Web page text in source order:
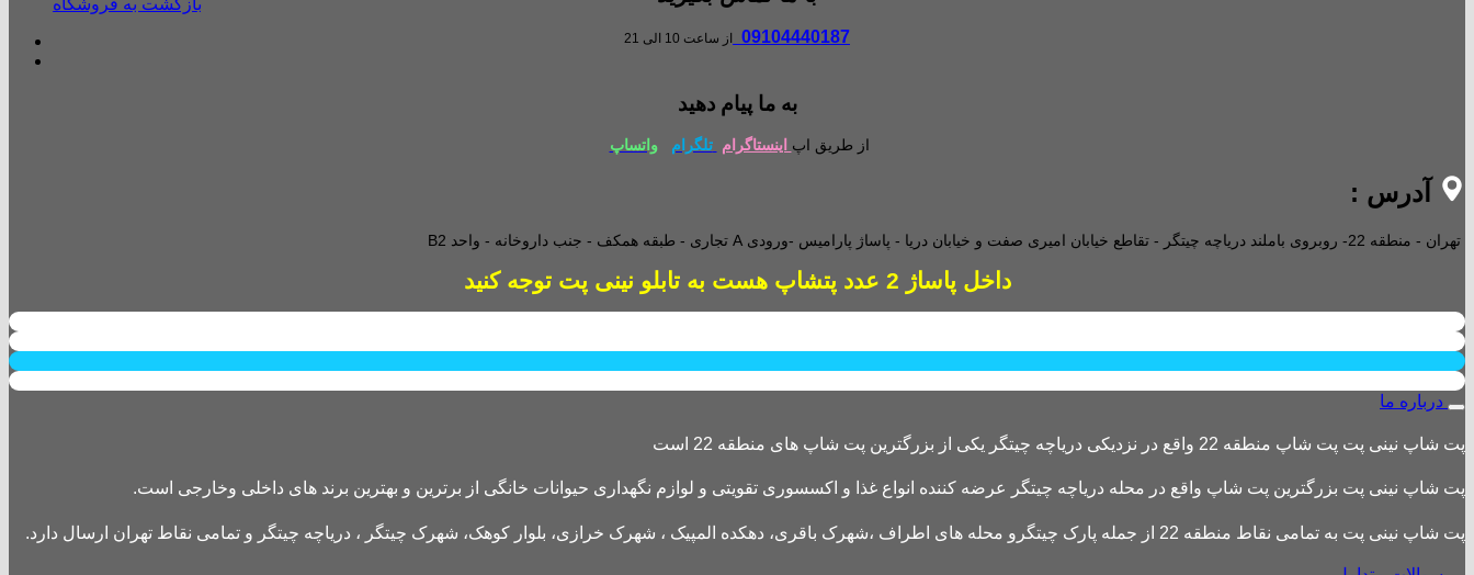
بازگشت به فروشگاه
09104440187 از ساعت 10 الی 21
به ما پیام دهید
از طریق اپ اینستاگرام تلگرام واتساپ
آدرس :
تهران - منطقه 22- روبروی باملند دریاچه چیتگر - تقاطع خیابان امیری صفت و خیابان دریا - پاساژ پارامیس -ورودی A تجاری - طبقه همکف - جنب داروخانه - واحد B2
داخل پاساژ 2 عدد پتشاپ هست به تابلو نینی پت توجه کنید
درباره ما
پت شاپ نینی پت پت شاپ منطقه 22 واقع در نزدیکی دریاچه چیتگر یکی از بزرگترین پت شاپ های منطقه 22 است
پت شاپ نینی پت بزرگترین پت شاپ واقع در محله دریاچه چیتگر عرضه کننده انواع غذا و اکسسوری تقویتی و لوازم نگهداری حیوانات خانگی از برترین و بهترین برند های داخلی وخارجی است.
پت شاپ نینی پت به تمامی نقاط منطقه 22 از جمله پارک چیتگرو محله های اطراف ،شهرک باقری، دهکده المپیک ، شهرک خرازی، بلوار کوهک، شهرک چیتگر ، دریاچه چیتگر و تمامی نقاط تهران ارسال دارد.